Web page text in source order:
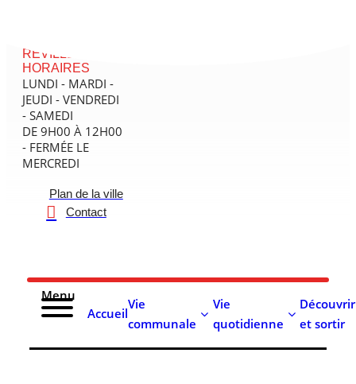
RÉVILLE - SES
HORAIRES
LUNDI - MARDI -
JEUDI - VENDREDI
- SAMEDI
DE 9H00 À 12H00
- FERMÉE LE
MERCREDI
Plan de la ville
Contact
Menu
Accueil
Vie
communale
Vie
quotidienne
Découvrir
et sortir